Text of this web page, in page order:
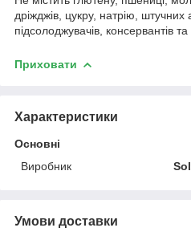
дріжджів, цукру, натрію, штучних
підсолоджувачів, консервантів та
Приховати
Характеристики
Основні
Виробник
Умови доставки